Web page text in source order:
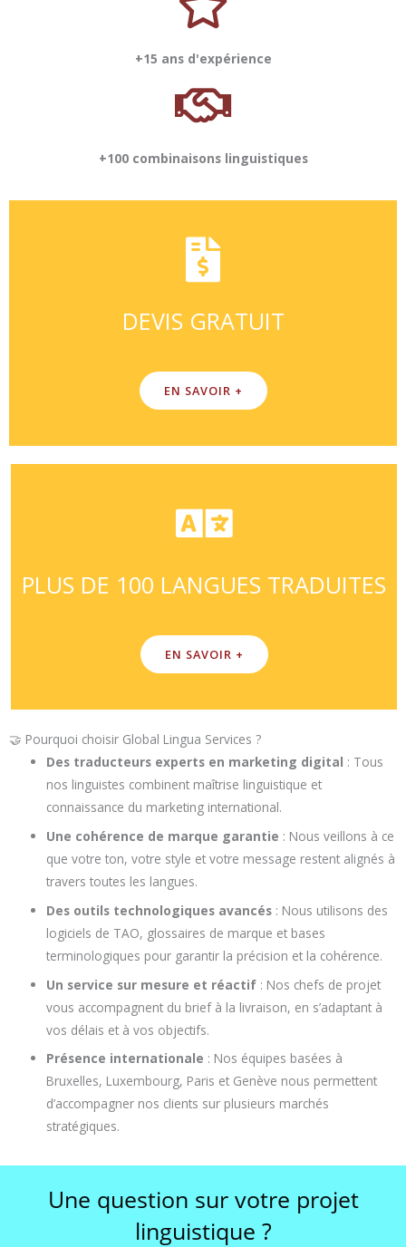
+15 ans d'expérience
+100 combinaisons linguistiques
DEVIS GRATUIT
EN SAVOIR +
PLUS DE 100 LANGUES TRADUITES
EN SAVOIR +
🤝 Pourquoi choisir Global Lingua Services ?
Des traducteurs experts en marketing digital : Tous
nos linguistes combinent maîtrise linguistique et
connaissance du marketing international.
Une cohérence de marque garantie : Nous veillons à ce
que votre ton, votre style et votre message restent alignés à
travers toutes les langues.
Des outils technologiques avancés : Nous utilisons des
logiciels de TAO, glossaires de marque et bases
terminologiques pour garantir la précision et la cohérence.
Un service sur mesure et réactif : Nos chefs de projet
vous accompagnent du brief à la livraison, en s’adaptant à
vos délais et à vos objectifs.
Présence internationale : Nos équipes basées à
Bruxelles, Luxembourg, Paris et Genève nous permettent
d’accompagner nos clients sur plusieurs marchés
stratégiques.
Une question sur votre projet
linguistique ?